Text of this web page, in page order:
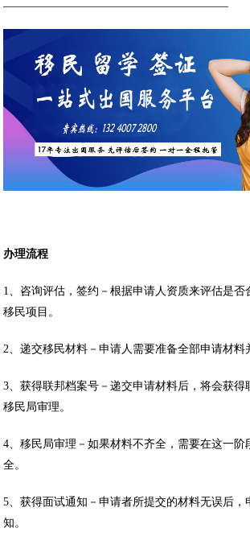
办理流程
1、咨询评估，签约－根据申请人资质来评估是否
移民项目。
2、递交移民材料－申请人需要准备全部申请材料
3、获得联邦档案号－递交申请材料后，将会获得
移民局审理。
4、移民局审理－如果材料不齐全，需要在这一阶
全。
5、获得面试通知－申请者所提交的材料无误后，
知。